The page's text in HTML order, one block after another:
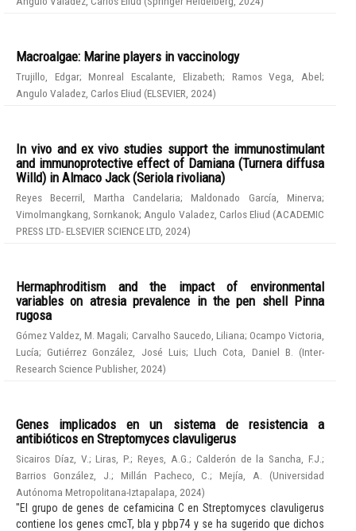
Macroalgae: Marine players in vaccinology
Trujillo, Edgar;Monreal Escalante, Elizabeth; Ramos Vega, Abel;
Angulo Valadez, Carlos Eliud (ELSEVIER 2024)
In vivo and ex vivo studies support the immunostimulant
and immunoprotective effect of Damiana (Turnera diffusa
Willd) in Almaco Jack (Seriola rivoliana)
Reyes Becerril, Martha Candelaria;Maldonado García, Minerva;
Vimolmangkang, Sornkanok; Angulo Valadez, Carlos Eliud (ACADEMIC
PRESS LTD- ELSEVIER SCIENCE LTD 2024)
Hermaphroditism and the impact of environmental
variables on atresia prevalence in the pen shell Pinna
rugosa
Gómez Valdez, M. Magali; Carvalho Saucedo, Liliana; Ocampo Victoria,
Lucía;Gutiérrez González, José Luis;Lluch Cota, Daniel B. (Inter-
Research Science Publisher, 2024)
Genes implicados en un sistema de resistencia a
antibióticos en Streptomyces clavuligerus
Sicairos Díaz, V.;Liras, P.;Reyes, A.G. ; Calderón de la Sancha, F.J.;
Barrios González, J. ; Millán Pacheco, C.;Mejía, A. (Universidad
Autónoma Metropolitana-Iztapalapa 2024)
"El grupo de genes de cefamicina C en Streptomyces clavuligerus
contiene los genes cmcT, bla y pbp74 y se ha sugerido que dichos